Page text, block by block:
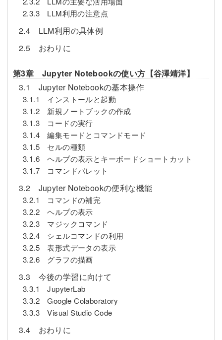
2.3.3 LLM利用の注意点
2.4 LLM利用の具体例
2.5 おわりに
第3章 Jupyter Notebookの使い方【谷澤靖洋】
3.1 Jupyter Notebookの基本操作
3.1.1 インストールと起動
3.1.2 新規ノートブックの作成
3.1.3 コードの実行
3.1.4 編集モードとコマンドモード
3.1.5 セルの種類
3.1.6 ヘルプの表示とキーボードショートカット
3.1.7 コマンドパレット
3.2 Jupyter Notebookの便利な機能
3.2.1 コマンドの補完
3.2.2 ヘルプの表示
3.2.3 マジックコマンド
3.2.4 シェルコマンドの利用
3.2.5 表形式データの表示
3.2.6 グラフの描画
3.3 今後の学習に向けて
3.3.1 JupyterLab
3.3.2 Google Colaboratory
3.3.3 Visual Studio Code
3.4 おわりに